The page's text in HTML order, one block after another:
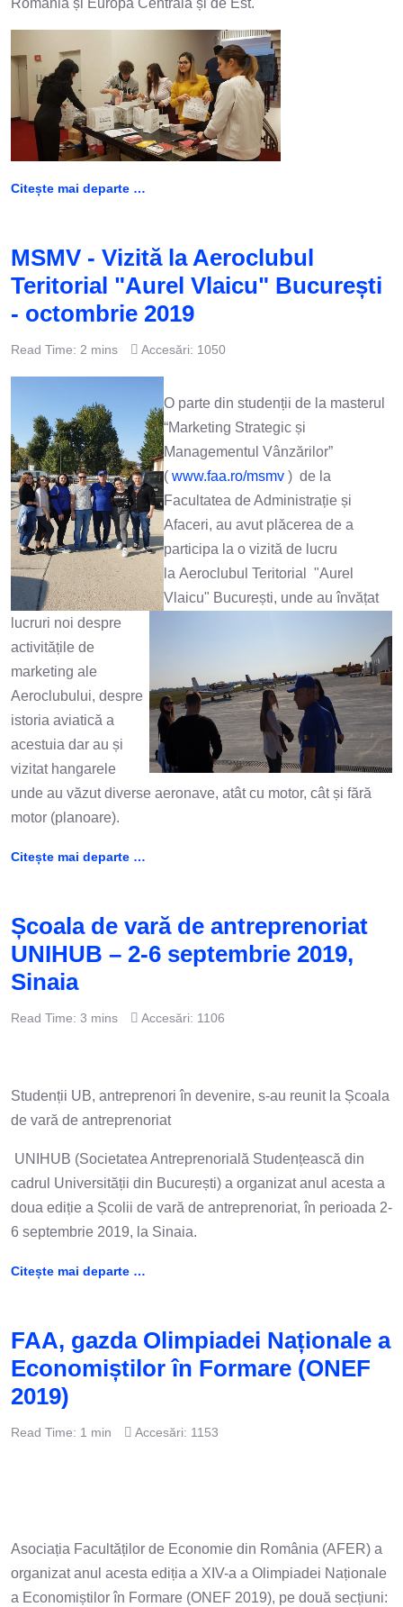
Citește mai departe …
MSMV - Vizită la Aeroclubul
Teritorial "Aurel Vlaicu" București
- octombrie 2019
Read Time: 2 mins Accesări: 1050
O parte din studenții de la masterul
“Marketing Strategic și
Managementul Vânzărilor”
( www.faa.ro/msmv ) de la
Facultatea de Administrație și
Afaceri, au avut plăcerea de a
participa la o vizită de lucru
la Aeroclubul Teritorial "Aurel
Vlaicu" București, unde au învățat
lucruri noi despre
activitățile de
marketing ale
Aeroclubului, despre
istoria aviatică a
acestuia dar au și
vizitat hangarele
unde au văzut diverse aeronave, atât cu motor, cât și fără
motor (planoare).
Citește mai departe …
Școala de vară de antreprenoriat
UNIHUB – 2-6 septembrie 2019,
Sinaia
Read Time: 3 mins Accesări: 1106
Studenții UB, antreprenori în devenire, s-au reunit la Școala
de vară de antreprenoriat
UNIHUB (Societatea Antreprenorială Studențească din
cadrul Universității din București) a organizat anul acesta a
doua ediție a Școlii de vară de antreprenoriat, în perioada 2-
6 septembrie 2019, la Sinaia.
Citește mai departe …
FAA, gazda Olimpiadei Naționale a
Economiștilor în Formare (ONEF
2019)
Read Time: 1 min Accesări: 1153
Asociația Facultăților de Economie din România (AFER) a
organizat anul acesta ediția a XIV-a a Olimpiadei Naționale
a Economiștilor în Formare (ONEF 2019), pe două secțiuni: